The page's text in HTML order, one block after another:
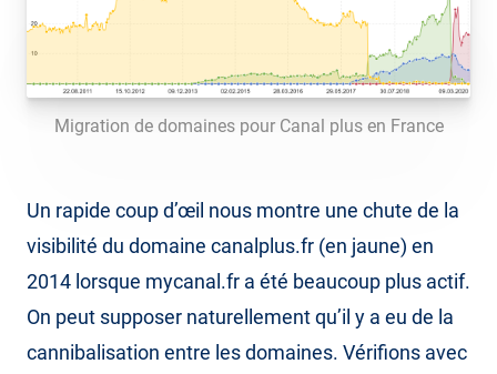
Migration de domaines pour Canal plus en France
Un rapide coup d’œil nous montre une chute de la
visibilité du domaine canalplus.fr (en jaune) en
2014 lorsque mycanal.fr a été beaucoup plus actif.
On peut supposer naturellement qu’il y a eu de la
cannibalisation entre les domaines. Vérifions avec